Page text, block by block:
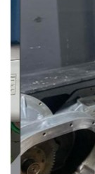
COMPRESSOR
COMPRESSOR
COMPRESSOR
COMPRESSOR
COMPRESSOR